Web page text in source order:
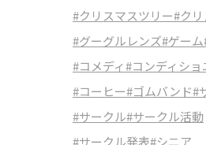
#クリスマスツリー#ク
#グーグルレンズ#ゲーム
#コメディ#コンディシ
#コーヒー#ゴムバンド#
#サークル#サークル活動
#サークル発表#シニア